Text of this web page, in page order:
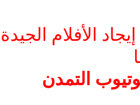
الأفلام الجيدة
التمدن